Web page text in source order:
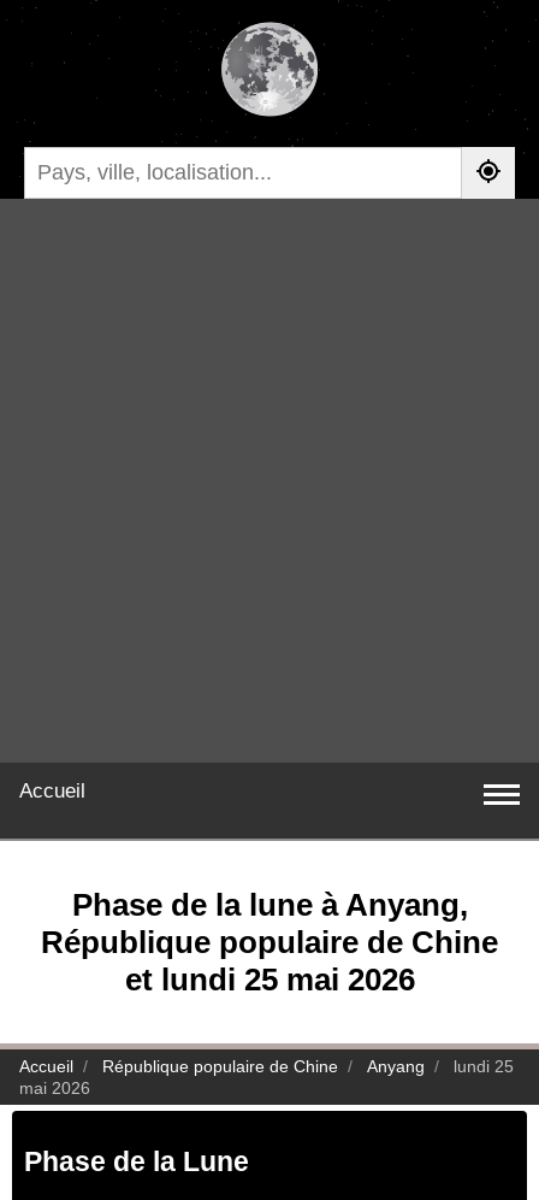
Accueil
Phase de la lune à Anyang,
République populaire de Chine
et lundi 25 mai 2026
Accueil République populaire de Chine Anyang
lundi 25
mai 2026
Phase de la Lune